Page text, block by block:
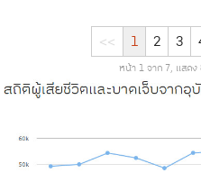
<< 1 2 3
หน้า 1 จาก 7, แสดง